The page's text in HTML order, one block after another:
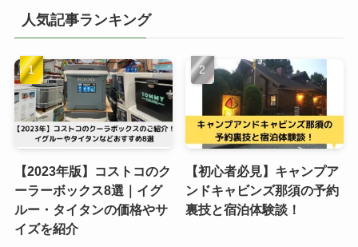
人気記事ランキング
【2023年版】コストコのク
ーラーボックス8選｜イグ
ルー・タイタンの価格やサ
イズを紹介
【初心者必見】キャンプア
ンドキャビンズ那須の予約
裏技と宿泊体験談！